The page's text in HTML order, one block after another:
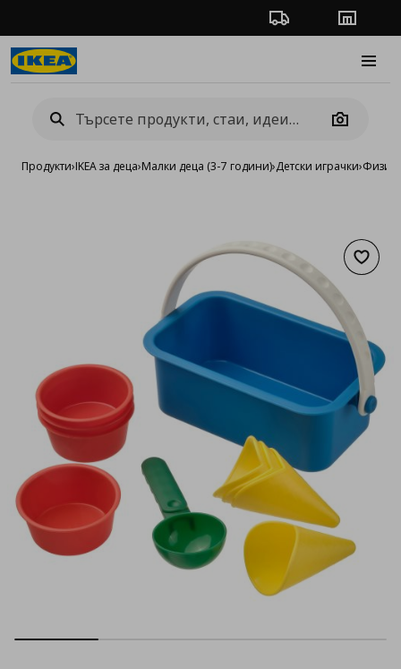
Проследяване на
Camera
Продукти›IKEA за деца›Малки деца (3-7 години)›Детски играчки›